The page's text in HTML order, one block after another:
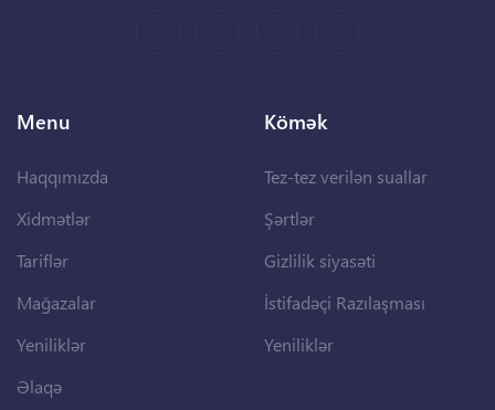
Menu
Haqqımızda
Xidmətlər
Tariflər
Mağazalar
Yeniliklər
Əlaqə
Kömək
Tez-tez verilən suallar
Şərtlər
Gizlilik siyasəti
İstifadəçi Razılaşması
Yeniliklər